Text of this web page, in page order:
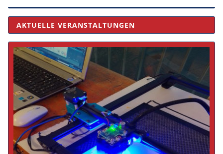
AKTUELLE VERANSTALTUNGEN